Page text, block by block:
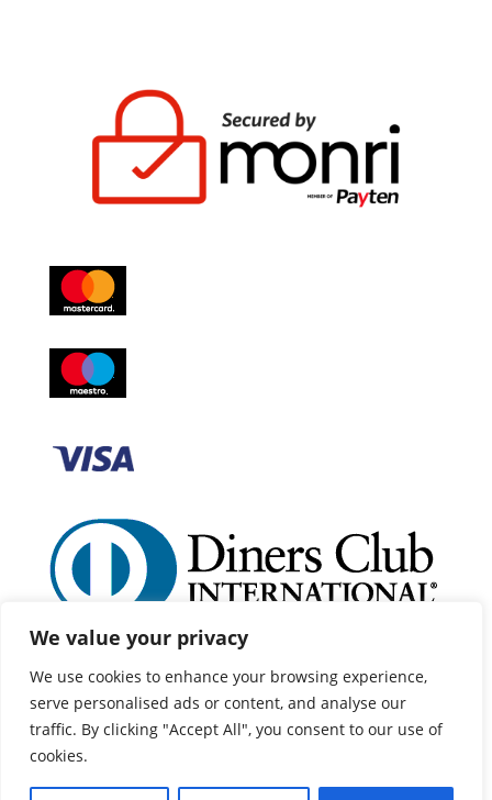
We value your privacy
We use cookies to enhance your browsing experience,
serve personalised ads or content, and analyse our
traffic. By clicking "Accept All", you consent to our use of
cookies.
©2025 Centurion | Sva prava pridržana | Izrada web